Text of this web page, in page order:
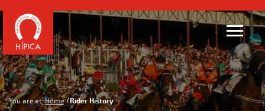
You are at: Home Rider History